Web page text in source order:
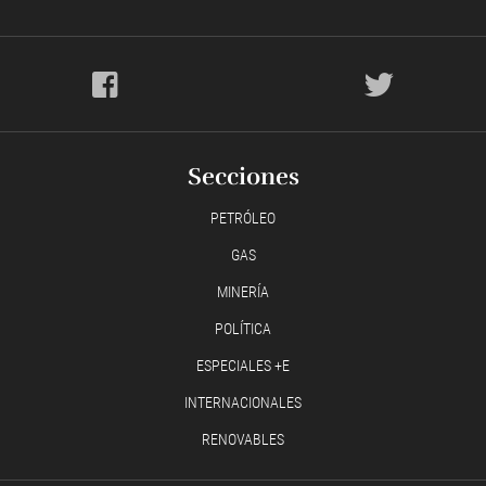
Secciones
PETRÓLEO
GAS
MINERÍA
POLÍTICA
ESPECIALES +E
INTERNACIONALES
RENOVABLES